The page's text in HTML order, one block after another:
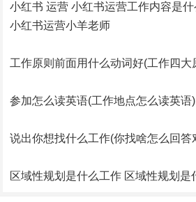
小红书 运营 小红书运营工作内容是
小红书运营小羊老师
工作原则前面用什么动词好(工作四大
参加怎么读英语(工作地点怎么读英语)
说出你想找什么工作(你找啥怎么回答
区域性规划是什么工作 区域性规划是